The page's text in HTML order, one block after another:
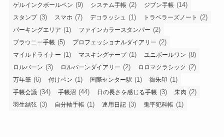
ゲルインクボールペン (9) システム手帳 (2) ジブン手帳 (14)
スタンプ(3) スマホ (7) デコラッシュ (1) トラベラーズノート (2)
パーキングエリア (1) ファインカラースタンパー (2)
ブラウニー手帳 (5) プロフェッショナルダイアリー (2)
マイルドライナー (1) マスキングテープ(1) ユニボールワン (8)
ロルバーン (3) ロルバーンダイアリー (2) ロロマクラシック (2)
万年筆 (6) 付けペン (1) 国際センター駅 (1) 御朱印 (1)
手帳会議 (34) 手帳沼 (44) 日の長さを感じる手帳 (3) 朱肉 (2)
羽生結弦 (3) 自分軸手帳 (1) 連用日記 (3) 鬼平犯科帳 (1)